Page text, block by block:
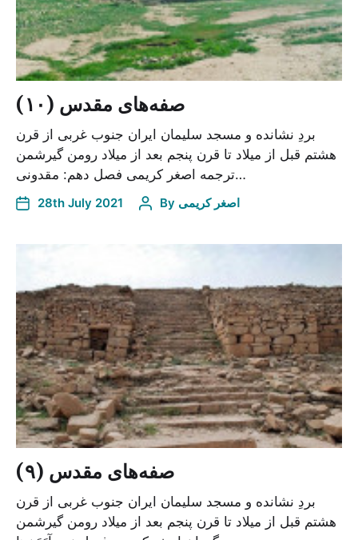
صفه‌های مقدس (۱۰)
بردِ نشانده و مسجد سلیمان ایران جنوب غربی از قرن
هشتم قبل از میلاد تا قرن پنجم بعد از میلاد رومن گیرشمن
ترجمه اصغر کریمی فصل دهم: مقدونی…
28th July 2021 By اصغر کریمی
صفه‌های مقدس (۹)
بردِ نشانده و مسجد سلیمان ایران جنوب غربی از قرن
هشتم قبل از میلاد تا قرن پنجم بعد از میلاد رومن گیرشمن